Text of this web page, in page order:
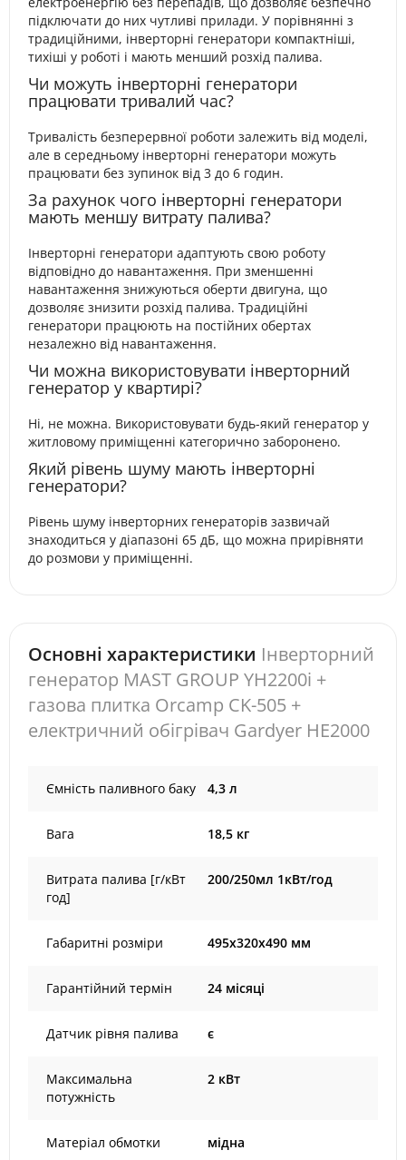
підключати до них чутливі прилади. У порівнянні з
традиційними, інверторні генератори компактніші,
тихіші у роботі і мають менший розхід палива.
Чи можуть інверторні генератори
працювати тривалий час?
Тривалість безперервної роботи залежить від моделі,
але в середньому інверторні генератори можуть
працювати без зупинок від 3 до 6 годин.
За рахунок чого інверторні генератори
мають меншу витрату палива?
Інверторні генератори адаптують свою роботу
відповідно до навантаження. При зменшенні
навантаження знижуються оберти двигуна, що
дозволяє знизити розхід палива. Традиційні
генератори працюють на постійних обертах
незалежно від навантаження.
Чи можна використовувати інверторний
генератор у квартирі?
Ні, не можна. Використовувати будь-який генератор у
житловому приміщенні категорично заборонено.
Який рівень шуму мають інверторні
генератори?
Рівень шуму інверторних генераторів зазвичай
знаходиться у діапазоні 65 дБ, що можна прирівняти
до розмови у приміщенні.
Основні характеристики Інверторний
генератор MAST GROUP YH2200i +
газова плитка Orcamp CK-505 +
електричний обігрівач Gardyer HE2000
Ємність паливного баку 4,3 л
Вага 18,5 кг
Витрата палива [г/кВт
год]
200/250мл 1кВт/год
Габаритні розміри 495х320х490 мм
Гарантійний термін 24 місяці
Датчик рівня палива є
Максимальна
потужність
2 кВт
Матеріал обмотки мідна